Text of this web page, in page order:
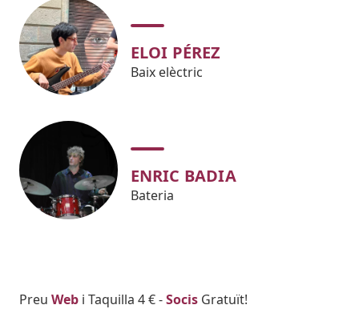
ELOI PÉREZ
Baix elèctric
ENRIC BADIA
Bateria
Body
Preu Web i Taquilla 4 € -Socis Gratuït!